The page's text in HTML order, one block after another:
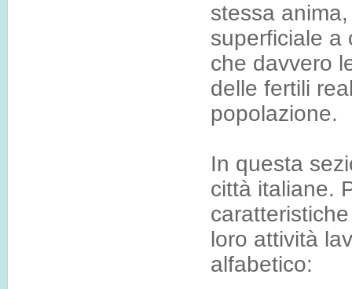
stessa
superficiale a
che davvero
delle fertili
popolazione.
In questa
città italiane.
loro attività
alfabetico: